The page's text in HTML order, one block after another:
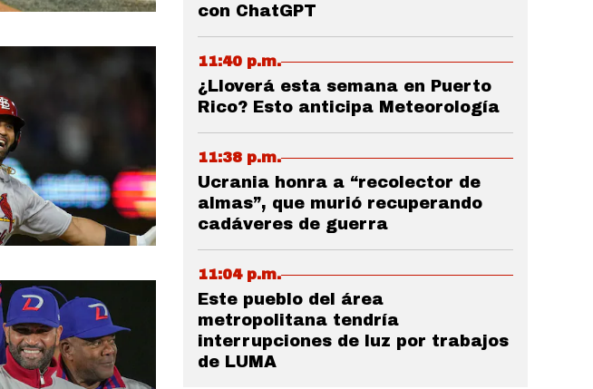
con ChatGPT
11:40 p.m.
¿Lloverá esta semana en Puerto
Rico? Esto anticipa Meteorología
11:38 p.m.
Ucrania honra a “recolector de
almas”, que murió recuperando
cadáveres de guerra
11:04 p.m.
Este pueblo del área
metropolitana tendría
interrupciones de luz por trabajos
de LUMA